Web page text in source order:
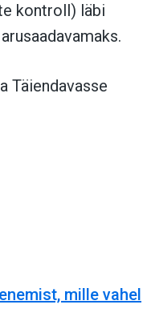
kontroll) läbi
Täiendavasse
mille vahel